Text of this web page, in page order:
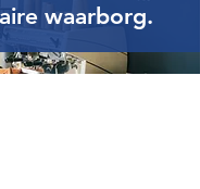
waarborg.